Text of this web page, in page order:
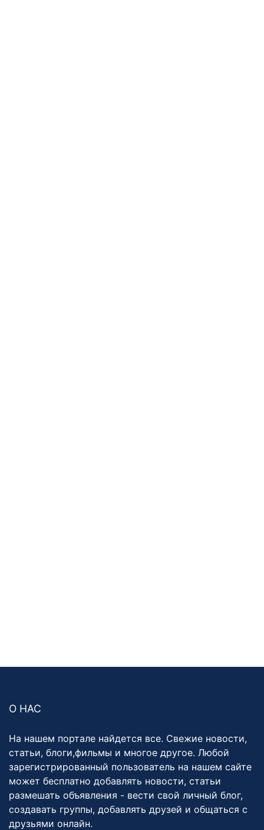
О НАС
На нашем портале найдется все. Свежие новости,
статьи, блоги,фильмы и многое другое. Любой
зарегистрированный пользователь на нашем сайте
может бесплатно добавлять новости, статьи
размешать объявления - вести свой личный блог,
создавать группы, добавлять друзей и общаться с
друзьями онлайн.